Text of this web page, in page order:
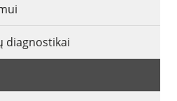
diagnostikai